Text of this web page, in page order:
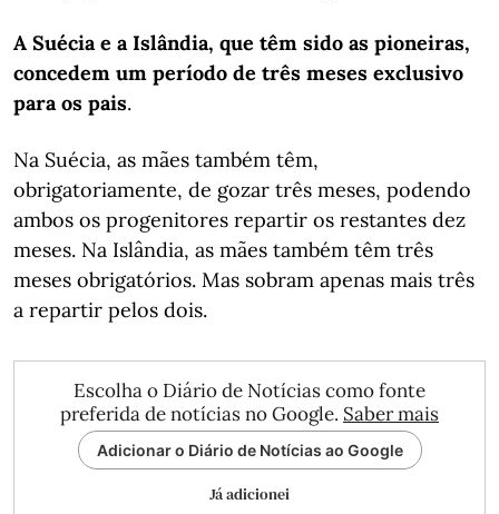
A Suécia e a Islândia, que têm sido as pioneiras,
concedem um período de três meses exclusivo
para os pais.
Na Suécia, as mães também têm,
obrigatoriamente, de gozar três meses, podendo
ambos os progenitores repartir os restantes dez
meses. Na Islândia, as mães também têm três
meses obrigatórios. Mas sobram apenas mais três
a repartir pelos dois.
Escolha o Diário de Notícias como fonte
preferida de notícias no Google. Saber mais
Adicionar o Diário de Notícias ao Google
Já adicionei